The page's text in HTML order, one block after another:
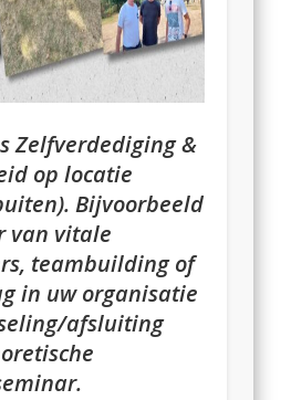
Zelfverdediging &
op locatie
Bijvoorbeeld
van vitale
teambuilding of
in uw organisatie
afsluiting